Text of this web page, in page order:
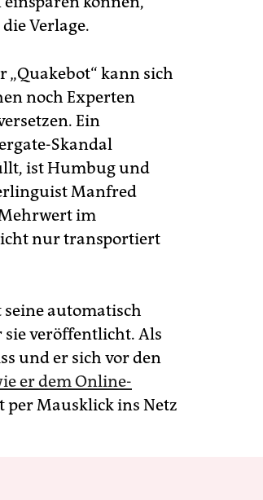
Verlage.
„Quakebot“ kann sich
noch Experten
Ein
Skandal
ist Humbug und
Manfred
im
nur transportiert
automatisch
veröffentlicht. Als
und er sich vor den
er dem Online-
per Mausklick ins Netz